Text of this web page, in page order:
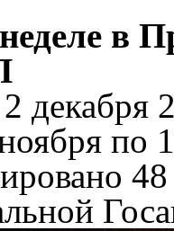
в
декабря
по